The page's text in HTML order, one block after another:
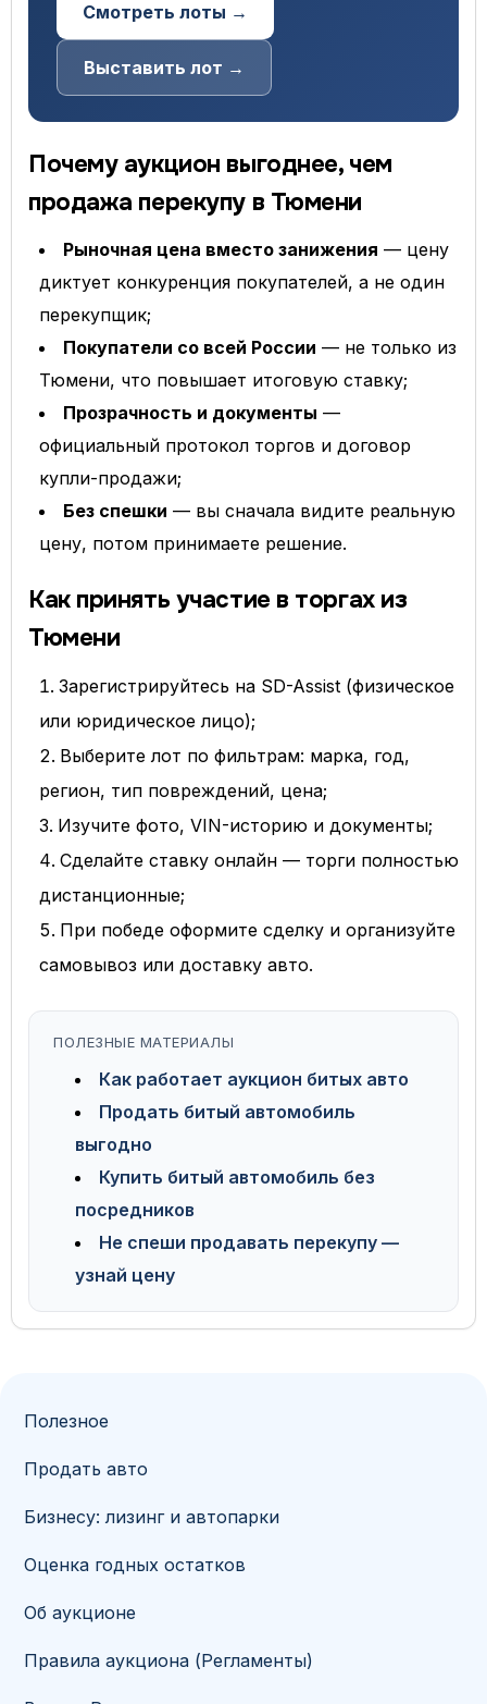
Смотреть лоты →
Выставить лот →
Почему аукцион выгоднее, чем
продажа перекупу в Тюмени
Рыночная цена вместо занижения — цену
диктует конкуренция покупателей, а не один
перекупщик;
Покупатели со всей России — не только из
Тюмени, что повышает итоговую ставку;
Прозрачность и документы —
официальный протокол торгов и договор
купли-продажи;
Без спешки — вы сначала видите реальную
цену, потом принимаете решение.
Как принять участие в торгах из
Тюмени
Зарегистрируйтесь на SD-Assist (физическое
или юридическое лицо);
Выберите лот по фильтрам: марка, год,
регион, тип повреждений, цена;
Изучите фото, VIN-историю и документы;
Сделайте ставку онлайн — торги полностью
дистанционные;
При победе оформите сделку и организуйте
самовывоз или доставку авто.
ПОЛЕЗНЫЕ МАТЕРИАЛЫ
Как работает аукцион битых авто
Продать битый автомобиль
выгодно
Купить битый автомобиль без
посредников
Не спеши продавать перекупу —
узнай цену
Полезное
Продать авто
Бизнесу: лизинг и автопарки
Оценка годных остатков
Об аукционе
Правила аукциона (Регламенты)